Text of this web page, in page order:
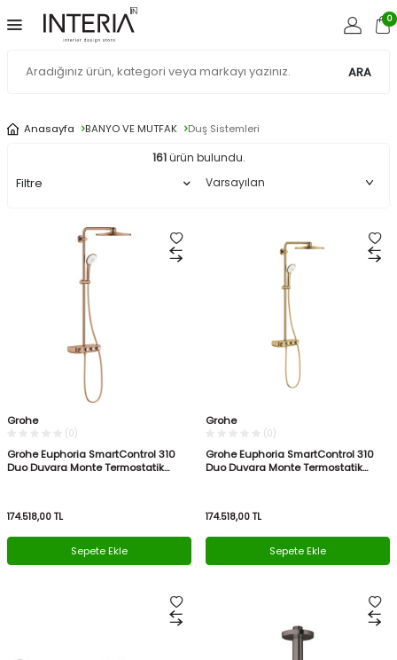
ARA
0
Anasayfa BANYO VE MUTFAK Duş Sistemleri
Filtre
161ürün bulundu.
Grohe
(0)
Grohe Euphoria SmartControl 310
Duo Duvara Monte Termostatik
174.518,00 TL
Sepete Ekle
Grohe
(0)
Grohe Euphoria SmartControl 310
Duo Duvara Monte Termostatik
174.518,00 TL
Sepete Ekle